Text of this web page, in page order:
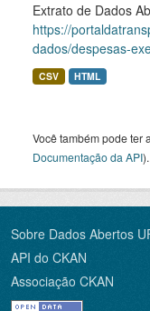
Extrato de Dados
https://
dados/despesas-
CSV HTML
Você também pode ter
Documentação da API).
Sobre Dados Abertos
API do CKAN
Associação CKAN